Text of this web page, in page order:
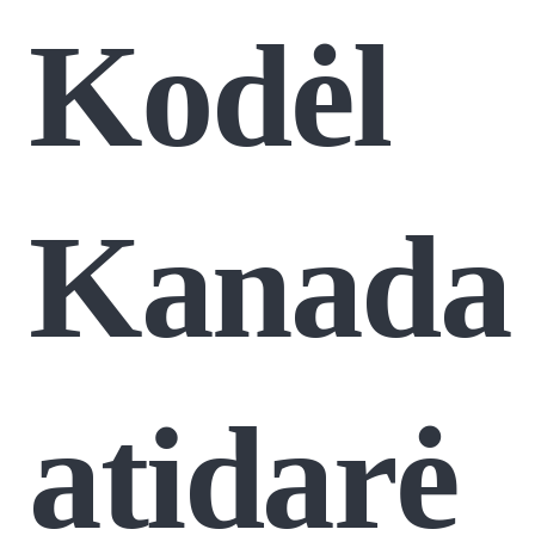
Kodėl
Kanada
atidarė